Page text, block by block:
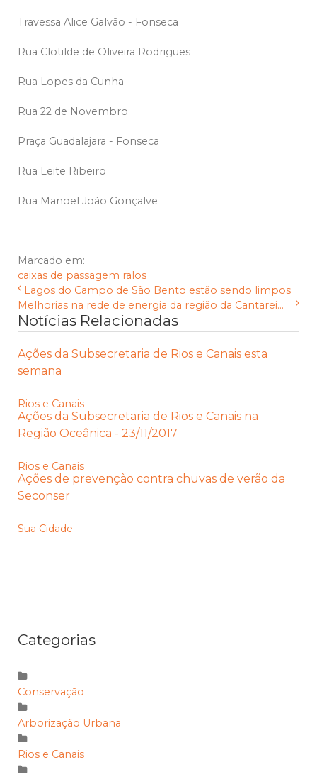
Travessa Alice Galvão - Fonseca
Rua Clotilde de Oliveira Rodrigues
Rua Lopes da Cunha
Rua 22 de Novembro
Praça Guadalajara - Fonseca
Rua Leite Ribeiro
Rua Manoel João Gonçalve
Marcado em:
caixas de passagem ralos
Lagos do Campo de São Bento estão sendo limpos
Melhorias na rede de energia da região da Cantarei...
Notícias Relacionadas
Ações da Subsecretaria de Rios e Canais esta
semana
Rios e Canais
Ações da Subsecretaria de Rios e Canais na
Região Oceânica - 23/11/2017
Rios e Canais
Ações de prevenção contra chuvas de verão da
Seconser
Sua Cidade
Categorias
Conservação
Arborização Urbana
Rios e Canais